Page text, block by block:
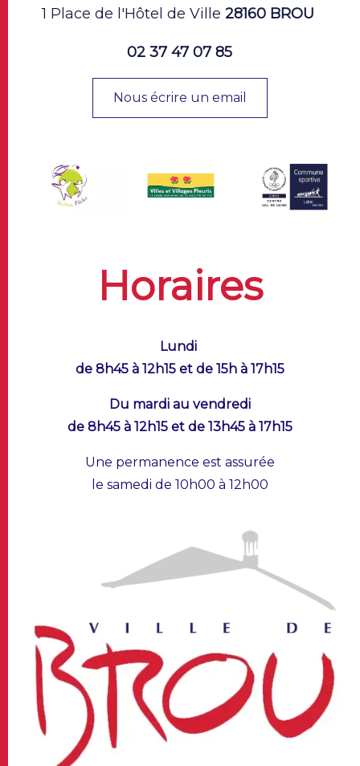
1 Place de l'Hôtel de Ville 28160 BROU
02 37 47 07 85
Nous écrire un email
Horaires
Lundi
de 8h45 à 12h15 et de 15h à 17h15
Du mardi au vendredi
de 8h45 à 12h15 et de 13h45 à 17h15
Une permanence est assurée
le samedi de 10h00 à 12h00